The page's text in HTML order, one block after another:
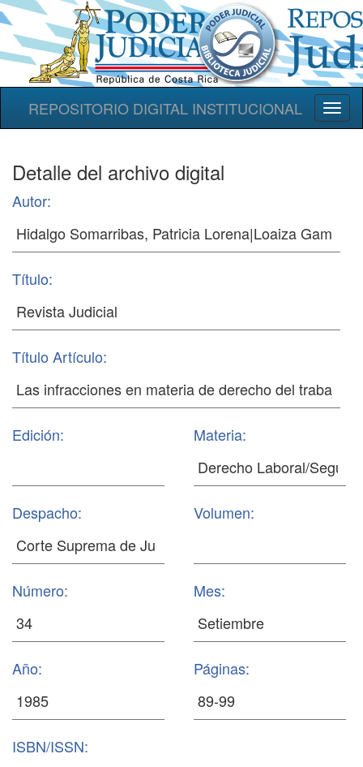
REPOSITORIO DIGITAL INSTITUCIONAL
Detalle del archivo digital
Autor:
Título:
Título Artículo:
Edición: Materia:
Despacho: Volumen:
Número: Mes:
Año: Páginas:
ISBN/ISSN: